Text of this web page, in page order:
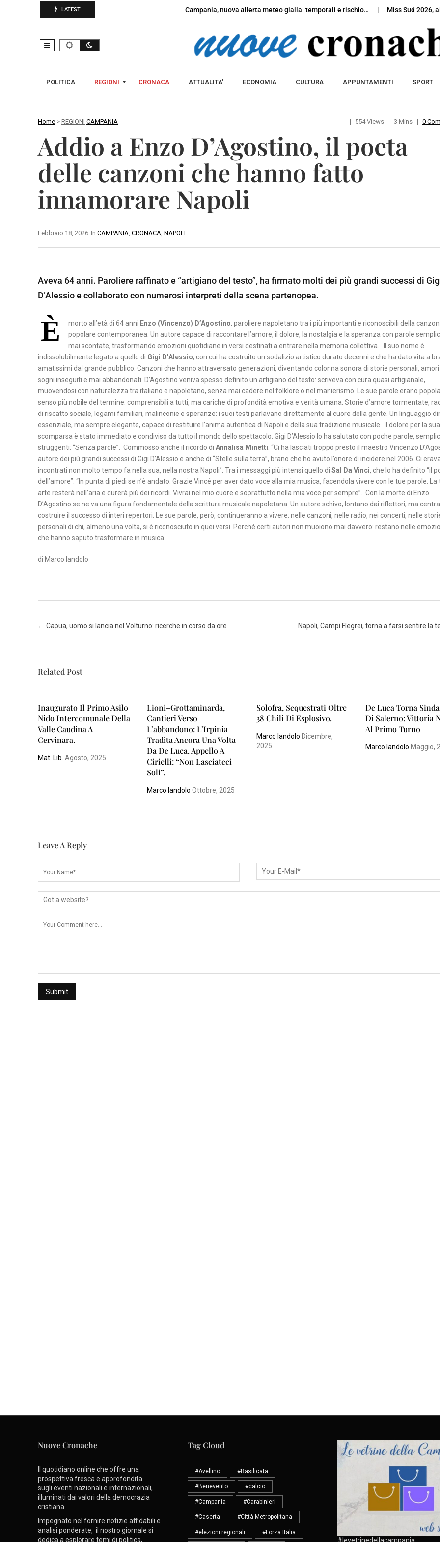
LATEST Campania, nuova allerta meteo gialla: temporali e rischio… Miss Sud 2026,
Skip to content
POLITICA REGIONI
C
M
I
A
V
I
O
N
E
E
N
T
O
C
A
S
T
A
N
A
P
O
B
A
I
A
T
A
T
E
A
O
T
E
N
Z
CRONACA ATTUALITA’ ECONOMIA CULTURA APPUNTAMENTI SPORT
Home > REGIONI CAMPANIA 554 Views 3 Mins 0
Addio a Enzo D’Agostino, il poeta
delle canzoni che hanno fatto
innamorare Napoli
In CAMPANIA CRONACA NAPOLI
Febbraio 18, 2026
Aveva 64 anni. Paroliere raffinato e “artigiano del testo”, ha firmato molti dei più grandi successi di
D’Alessio e collaborato con numerosi interpreti della scena partenopea.
È morto all’età di 64 anni Enzo (Vincenzo) D’Agostino, paroliere napoletano tra i più importanti e riconoscibili della
popolare contemporanea. Un autore capace di raccontare l’amore, il dolore, la nostalgia e la speranza con parole
mai scontate, trasformando emozioni quotidiane in versi destinati a entrare nella memoria collettiva. Il suo nome è
indissolubilmente legato a quello di Gigi D’Alessio, con cui ha costruito un sodalizio artistico durato decenni e che ha dato vita a
amatissimi dal grande pubblico. Canzoni che hanno attraversato generazioni, diventando colonna sonora di storie personali,
sogni inseguiti e mai abbandonati. D’Agostino veniva spesso definito un artigiano del testo: scriveva con cura quasi artigianale,
muovendosi con naturalezza tra italiano e napoletano, senza mai cadere nel folklore o nel manierismo. Le sue parole erano
senso più nobile del termine: comprensibili a tutti, ma cariche di profondità emotiva e verità umana. Storie d’amore tormentate,
di riscatto sociale, legami familiari, malinconie e speranze: i suoi testi parlavano direttamente al cuore della gente. Un linguaggio
essenziale, ma sempre elegante, capace di restituire l’anima autentica di Napoli e della sua tradizione musicale. Il dolore per la sua
scomparsa è stato immediato e condiviso da tutto il mondo dello spettacolo. Gigi D’Alessio lo ha salutato con poche parole,
struggenti: “Senza parole”. Commosso anche il ricordo di Annalisa Minetti: “Ci ha lasciati troppo presto il maestro Vincenzo
autore dei più grandi successi di Gigi D’Alessio e anche di “Stelle sulla terra”, brano che ho avuto l’onore di incidere nel 2006. Ci
incontrati non molto tempo fa nella sua, nella nostra Napoli”. Tra i messaggi più intensi quello di Sal Da Vinci, che lo ha definito “il
dell’amore”: “In punta di piedi se n’è andato. Grazie Vincé per aver dato voce alla mia musica, facendola vivere con le tue parole. La
arte resterà nell’aria e durerà più dei ricordi. Vivrai nel mio cuore e soprattutto nella mia voce per sempre”. Con la morte di Enzo
D’Agostino se ne va una figura fondamentale della scrittura musicale napoletana. Un autore schivo, lontano dai riflettori, ma
costruire il successo di interi repertori. Le sue parole, però, continueranno a vivere: nelle canzoni, nelle radio, nei concerti, nelle
personali di chi, almeno una volta, si è riconosciuto in quei versi. Perché certi autori non muoiono mai davvero: restano nelle
che hanno saputo trasformare in musica.
di Marco Iandolo
Post navigation
← Capua, uomo si lancia nel Volturno: ricerche in corso da ore Napoli, Campi Flegrei, torna a farsi sentire la
Related Post
Inaugurato Il Primo Asilo
Nido Intercomunale Della
Valle Caudina A
Cervinara.
Mat. Lib. Agosto, 2025
Lioni–Grottaminarda,
Cantieri Verso
L’abbandono: L’Irpinia
Tradita Ancora Una Volta
Da De Luca. Appello A
Cirielli: “Non Lasciateci
Soli”.
Marco Iandolo Ottobre, 2025
Solofra, Sequestrati Oltre
38 Chili Di Esplosivo.
Marco Iandolo Dicembre,
2025
De Luca Torna
Di Salerno: Vittoria
Al Primo Turno
Marco Iandolo Maggio,
Leave A Reply
Nuove Cronache
Il quotidiano online che offre una
prospettiva fresca e approfondita
sugli eventi nazionali e internazionali,
illuminati dai valori della democrazia
cristiana.
Impegnato nel fornire notizie affidabili e
analisi ponderate, il nostro giornale si
dedica a esplorare temi di politica,
Tag Cloud
#Avellino #Basilicata
#Benevento #calcio
#Campania #Carabinieri
#Caserta #Città Metropolitana
#elezioni regionali #Forza Italia
#levetrinedellacampania